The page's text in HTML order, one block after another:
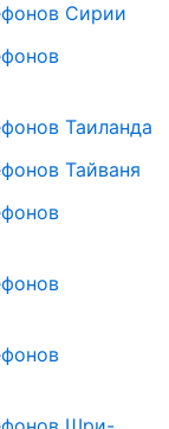
Сирии
Таиланда
Тайваня